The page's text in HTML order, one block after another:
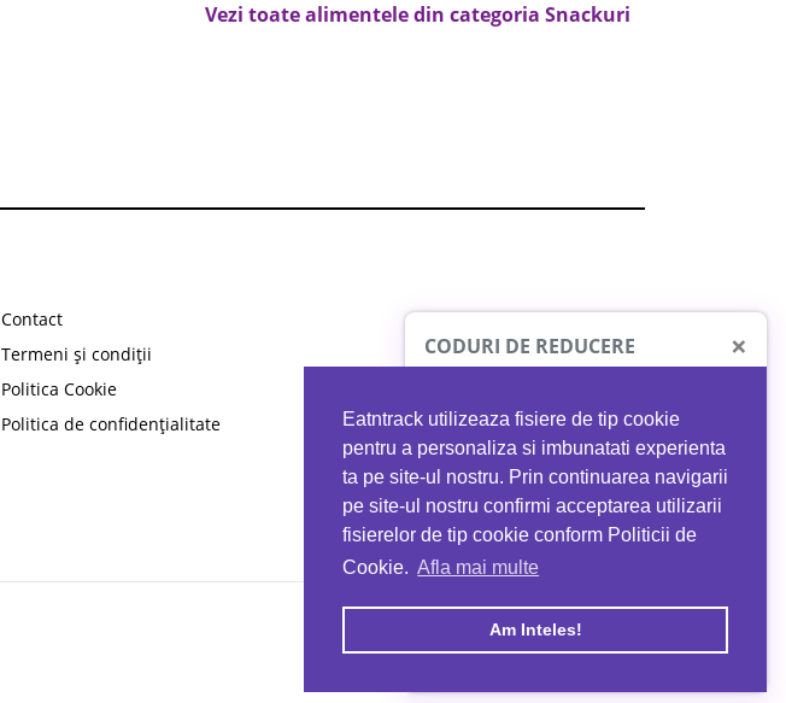
Eatntrack utilizeaza fisiere de tip cookie
pentru a personaliza si imbunatati experienta
ta pe site-ul nostru. Prin continuarea navigarii
pe site-ul nostru confirmi acceptarea utilizarii
fisierelor de tip cookie conform Politicii de
Cookie. Afla mai multe
Am Inteles!
Vezi toate alimentele din categoria Snackuri
Contact
Termeni și condiții
Politica Cookie
Politica de confidențialitate
CODURI DE REDUCERE ×
PROTO41
reducere la orice comandă
EATNTRACK
MYPROTEIN
Ai40%reducere la orice comandă
folosind codul EATTRACK